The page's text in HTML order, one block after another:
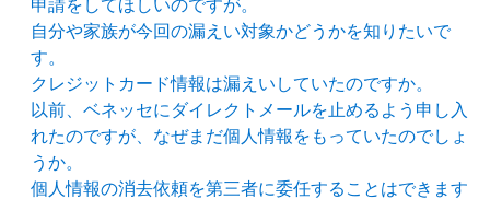
申請をしてほしいのですが。
自分や家族が今回の漏えい対象かどうかを知りたいで
す。
クレジットカード情報は漏えいしていたのですか。
以前、ベネッセにダイレクトメールを止めるよう申し入
れたのですが、なぜまだ個人情報をもっていたのでしょ
うか。
個人情報の消去依頼を第三者に委任することはできます